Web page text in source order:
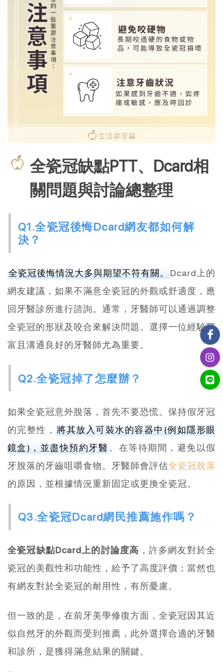
全瓷冠缺點PTT、Dcard相
關問題與討論總整理
Q1.全瓷冠後悔Dcard網友都如何解
決？
全瓷冠後悔情況大多與期望不符有關。
Dcard上的
網友建議，如果不滿意全瓷冠的外觀或舒適度，應
回牙醫診所進行諮詢。通常，牙醫師可以通過調整
全瓷冠的形狀及咬合來解決問題。選擇一位經驗豐
富且溝通良好的牙醫師尤為重要。
Q2.全瓷冠掉了怎麼辦？
如果全瓷冠意外脫落，首先不要恐慌。保持假牙冠
的完整性， 將其放入可裝水的容器中(例如隱形眼
鏡盒)，並盡快預約牙醫 。在等待期間，避免以假
牙脫落的牙齒咀嚼食物。牙醫師會評估全瓷冠脫落
的原因，並根據情況重新固定或更換全瓷冠。
Q3.全瓷冠Dcard網民推薦施作嗎？
全瓷冠缺點Dcard上的討論度高 ，許多網友對於全
瓷冠的美觀性和功能性，給予了高度評價；當然也
有網友對於全瓷冠的耐用性，有所憂慮。
但一致的是，在前牙美學修復方面，全瓷冠因其近
似自然牙的外觀而受到推薦，此外選擇合適的牙醫
和診所，是獲得滿意結果的關鍵。